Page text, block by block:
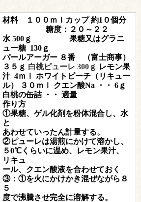
材料 １００ｍｌカップ 約1０個分
糖度：２０～２２
水 500ｇ 果糖又はグラニ
ュー糖 130ｇ
パールアーガー ８番
（富士商事）
３５ｇ 白桃ピューレ 300ｇ レモン果
汁 4ｍｌ ホワイトピーチ（リキュー
ル） ３０ｍｌ
クエン酸Na ・・ 6ｇ
白桃の缶詰 ・・ 適量
作り方
①果糖、ゲル化剤を粉体混合し、水
と
あわせていったん計量する。
②ピューレは湯煎にかけて溶かし、
５0℃くらいに温め、レモン果汁、
リキュ
ール、クエン酸液を合わせておく
③：①を火にかけかき混ぜながら８
５
度で沸騰させ完全に溶解する。